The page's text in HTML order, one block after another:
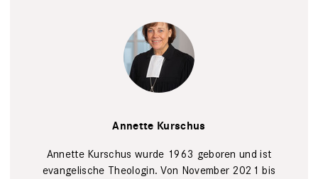
Westfalen,
Kurschus Barbara
Frommann
Annette Kurschus
Annette Kurschus wurde 1963 geboren und ist
evangelische Theologin. Von November 2021 bis